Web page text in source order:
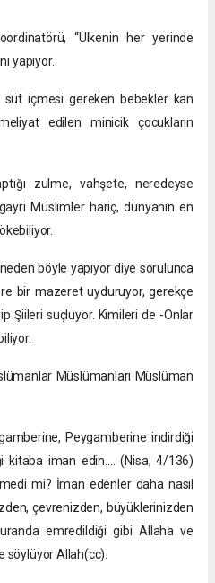
“Ülkenin her yerinde
yapıyor.
süt içmesi gereken bebekler kan
edilen minicik çocukların
zulme, vahşete, neredeyse
Müslimler hariç, dünyanın en
böyle yapıyor diye sorulunca
bir mazeret uyduruyor, gerekçe
Şiileri suçluyor. Kimileri de -Onlar
Müslümanları Müslüman
Peygamberine indirdiği
kitaba iman edin…. (Nisa, 4/136)
mi? İman edenler daha nasıl
çevrenizden, büyüklerinizden
emredildiği gibi Allaha ve
söylüyor Allah(cc).